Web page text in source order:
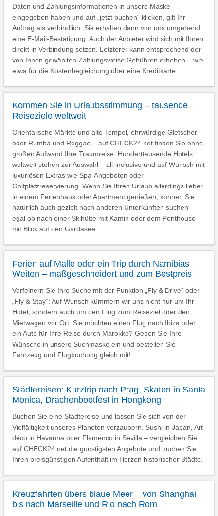
Daten und Zahlungsinformationen in unsere Maske
eingegeben haben und auf „jetzt buchen“ klicken, gilt Ihr
Auftrag als verbindlich. Sie erhalten dann von uns umgehend
eine E-Mail-Bestätigung. Auch der Anbieter wird sich mit Ihnen
direkt in Verbindung setzen. Letzterer kann entsprechend der
von Ihnen gewählten Zahlungsweise Gebühren erheben – wie
etwa für die Kostenbegleichung über eine Kreditkarte.
Kommen Sie in Urlaubsstimmung – tausende
Reiseziele weltweit
Orientalische Märkte und alte Tempel, ehrwürdige Gletscher
oder Rumba und Reggae – auf CHECK24.net finden Sie ohne
großen Aufwand Ihre Traumreise. Hunderttausende Hotels
weltweit stehen zur Auswahl – all-inclusive und auf Wunsch mit
luxuriösen Extras wie Spa-Angeboten oder
Golfplatzreservierung. Wenn Sie Ihren Urlaub allerdings lieber
in einem Ferienhaus oder Apartment genießen, können Sie
natürlich auch gezielt nach anderen Unterkünften suchen –
egal ob nach einer Skihütte mit Kamin oder dem Penthouse
mit Blick auf den Gardasee.
Ferien auf Malle oder ein Trip durch Namibias
Weiten – maßgeschneidert und zum Bestpreis
Verfeinern Sie Ihre Suche mit der Funktion „Fly & Drive“ oder
„Fly & Stay“: Auf Wunsch kümmern wir uns nicht nur um Ihr
Hotel, sondern auch um den Flug zum Reiseziel oder den
Mietwagen vor Ort. Sie möchten einen Flug nach Ibiza oder
ein Auto für Ihre Reise durch Marokko? Geben Sie Ihre
Wünsche in unsere Suchmaske ein und bestellen Sie
Fahrzeug und Flugbuchung gleich mit!
Städtereisen: Kurztrip nach Prag, Skaten in Santa
Monica, Drachenbootfest in Hongkong
Buchen Sie eine Städtereise und lassen Sie sich von der
Vielfältigkeit unseres Planeten verzaubern. Sushi in Japan, Art
déco in Havanna oder Flamenco in Sevilla – vergleichen Sie
auf CHECK24.net die günstigsten Angebote und buchen Sie
Ihren preisgünstigen Aufenthalt im Herzen historischer Städte.
Kreuzfahrten übers blaue Meer – von Shanghai
bis nach Marseille und Rio nach Rom